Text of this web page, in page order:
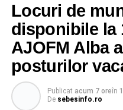
Locuri de
disponibile la
AJOFM Alba
posturilor
Publicat acum 7 oreîn
De sebesinfo.ro